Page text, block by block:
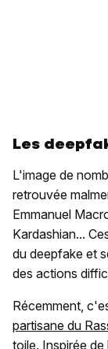
Les
L'image de
retrouvée
Emmanuel
Kardashian...
du deepfake et
des actions
Récemment,
partisane du
toile. Inspirée